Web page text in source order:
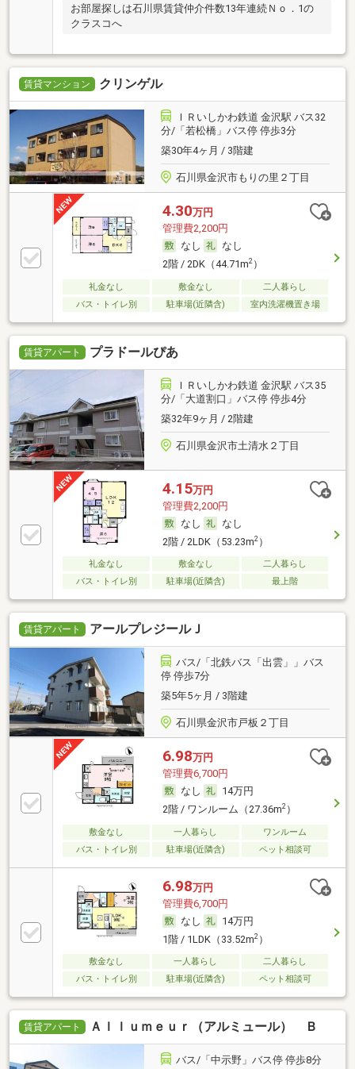
お部屋探しは石川県賃貸仲介件数13年連続Ｎｏ．1の
クラスコへ
賃貸マンション クリンゲル
ＩＲいしかわ鉄道 金沢駅 バス32
分/「若松橋」バス停 停歩3分
築30年4ヶ月 / 3階建
石川県金沢市もりの里２丁目
4.30万円
管理費2,200円
なし
なし
2階 / 2DK（44.71m2）
礼金なし 敷金なし
二人暮らし
バス・トイレ別
駐車場(近隣含) 室内洗濯機置き場
賃貸アパート プラドールぴあ
ＩＲいしかわ鉄道 金沢駅 バス35
分/「大道割口」バス停 停歩4分
築32年9ヶ月 / 2階建
石川県金沢市土清水２丁目
4.15万円
管理費2,200円
なし
なし
2階 / 2LDK（53.23m2）
礼金なし 敷金なし
二人暮らし
バス・トイレ別
駐車場(近隣含) 最上階
賃貸アパート アールプレジールＪ
バス/「北鉄バス「出雲」」バス
停 停歩7分
築5年5ヶ月 / 3階建
石川県金沢市戸板２丁目
6.98万円
管理費6,700円
なし
14万円
2階 / ワンルーム（27.36m2）
敷金なし 一人暮らし
ワンルーム
バス・トイレ別
駐車場(近隣含) ペット相談可
6.98万円
管理費6,700円
なし
14万円
1階 / 1LDK（33.52m2）
敷金なし 一人暮らし
二人暮らし
バス・トイレ別
駐車場(近隣含) ペット相談可
賃貸アパート Ａｌｌｕｍｅｕｒ（アルミュール） Ｂ
バス/「中示野」バス停 停歩8分